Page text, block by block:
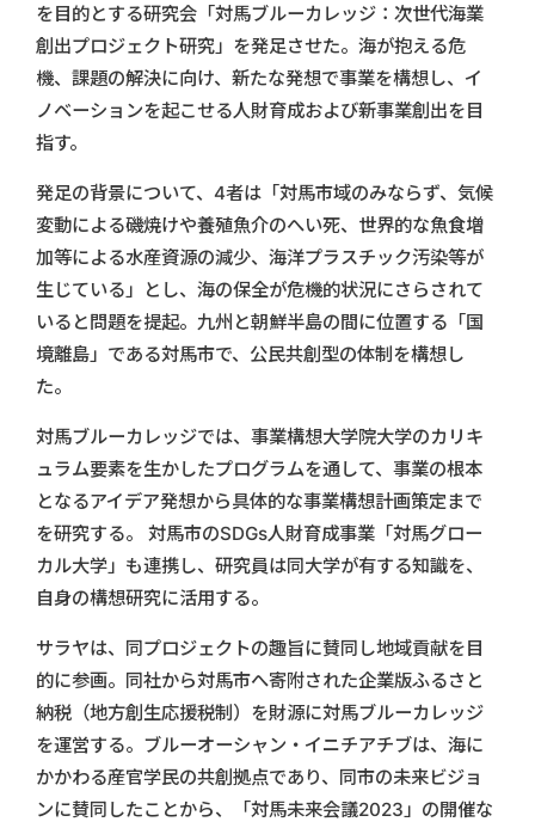
を目的とする研究会「対馬ブルーカレッジ：次世代海業
創出プロジェクト研究」を発足させた。海が抱える危
機、課題の解決に向け、新たな発想で事業を構想し、イ
ノベーションを起こせる人財育成および新事業創出を目
指す。
発足の背景について、4者は「対馬市域のみならず、気候
変動による磯焼けや養殖魚介のへい死、世界的な魚食増
加等による水産資源の減少、海洋プラスチック汚染等が
生じている」とし、海の保全が危機的状況にさらされて
いると問題を提起。九州と朝鮮半島の間に位置する「国
境離島」である対馬市で、公民共創型の体制を構想し
た。
対馬ブルーカレッジでは、事業構想大学院大学のカリキ
ュラム要素を生かしたプログラムを通して、事業の根本
となるアイデア発想から具体的な事業構想計画策定まで
を研究する。 対馬市のSDGs人財育成事業「対馬グロー
カル大学」も連携し、研究員は同大学が有する知識を、
自身の構想研究に活用する。
サラヤは、同プロジェクトの趣旨に賛同し地域貢献を目
的に参画。同社から対馬市へ寄附された企業版ふるさと
納税（地方創生応援税制）を財源に対馬ブルーカレッジ
を運営する。ブルーオーシャン・イニチアチブは、海に
かかわる産官学民の共創拠点であり、同市の未来ビジョ
ンに賛同したことから、「対馬未来会議2023」の開催な